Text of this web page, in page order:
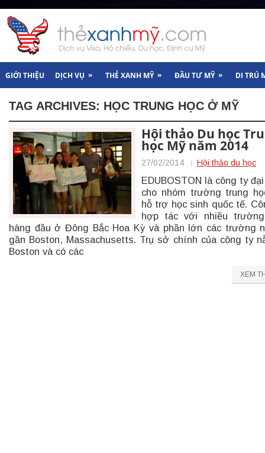
GIỚI THIỆU DỊCH VỤ » THẺ XANH MỸ » ĐẦU TƯ MỸ » DI TRÚ
TAG ARCHIVES: HỌC TRUNG HỌC Ở MỸ
Hội thảo Du học
học Mỹ năm 2014
27/02/2014 Hội thảo du học
EDUBOSTON là công ty
cho nhóm trường trung
hỗ trợ học sinh quốc tế.
hợp tác với nhiều
hàng đầu ở Đông Bắc Hoa Kỳ và phần lớn các trường
gần Boston, Massachusetts. Trụ sở chính của công ty
Boston và có các
XEM